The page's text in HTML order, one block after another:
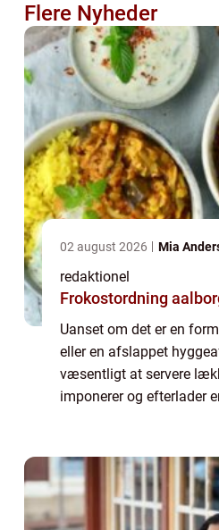
Flere Nyheder
02 august 2026 Mia
redaktionel
Frokostordning
Uanset om det er en
eller en afslappet
væsentligt at servere
imponerer og efterlader
lækker aftensma...